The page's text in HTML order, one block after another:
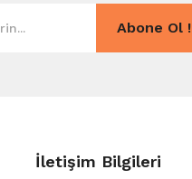
Abone Ol !
İletişim Bilgileri